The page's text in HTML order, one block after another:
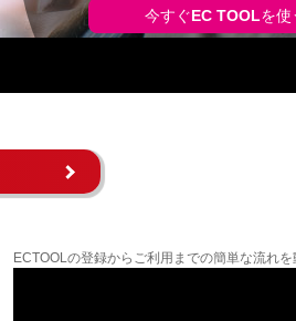
今すぐEC TOOLを使
ECTOOLの登録からご利用までの簡単な流れ